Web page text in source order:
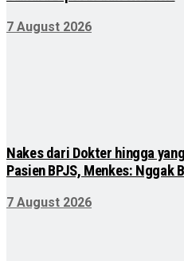
7 August 2026
Nakes dari Dokter hingga
Pasien BPJS, Menkes: Nggak
7 August 2026